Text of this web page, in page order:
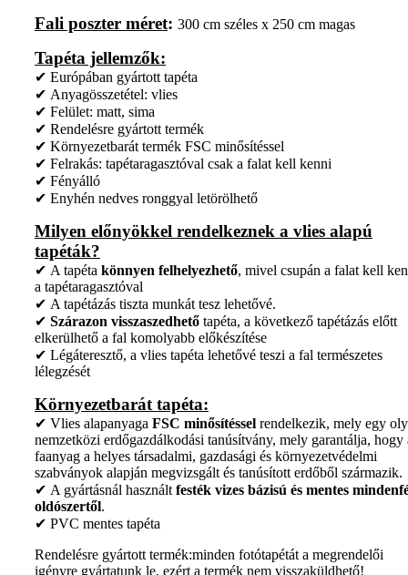
Fali poszter méret: 300 cm széles x 250 cm magas
Tapéta jellemzők:
✔ Európában gyártott tapéta
✔ Anyagösszetétel: vlies
✔ Felület: matt, sima
✔ Rendelésre gyártott termék
✔ Környezetbarát termék FSC minősítéssel
✔ Felrakás: tapétaragasztóval csak a falat kell kenni
✔ Fényálló
✔ Enyhén nedves ronggyal letörölhető
Milyen előnyökkel rendelkeznek a vlies alapú
tapéták?
✔ A tapéta könnyen felhelyezhető, mivel csupán a falat kell
a tapétaragasztóval
✔ A tapétázás tiszta munkát tesz lehetővé.
✔ Szárazon visszaszedhető tapéta, a következő tapétázás előtt
elkerülhető a fal komolyabb előkészítése
✔ Légáteresztő, a vlies tapéta lehetővé teszi a fal természetes
lélegzését
Környezetbarát tapéta:
✔ Vlies alapanyaga FSC minősítéssel rendelkezik, mely egy
nemzetközi erdőgazdálkodási tanúsítvány, mely garantálja, hogy
faanyag a helyes társadalmi, gazdasági és környezetvédelmi
szabványok alapján megvizsgált és tanúsított erdőből származik.
✔ A gyártásnál használt festék vizes bázisú és mentes
oldószertől.
✔ PVC mentes tapéta
Rendelésre gyártott termék:minden fotótapétát a megrendelői
igényre gyártatunk le, ezért a termék nem visszaküldhető!